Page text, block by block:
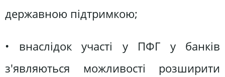
державною підтримкою;
• внаслідок участі у ПФГ у банків
з'являються можливості розширити